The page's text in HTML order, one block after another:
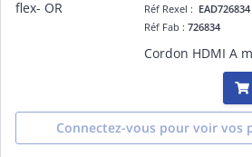
Réf Rexel : EAD726834
Réf Fab :726834
Connectez-vous pour voir vos